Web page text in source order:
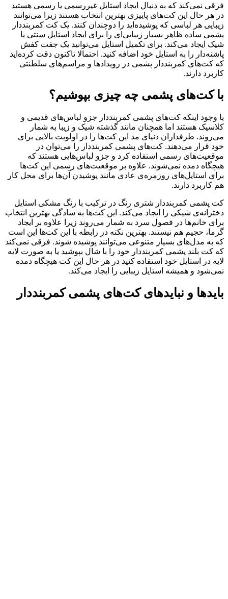
فرقی نمی‌کند که به دنبال ایجاد استایل غیررسمی یا رسمی هستید
در هر حال این کت‌های پاییزی بهترین انتخاب هستند زیرا می‌توانند
زیبایی هر لباسی که پوشیده‌اید را دوچندان کنند. یک کت کمربنددار
پشمی ساده ظاهر بسیار زیبایی‌ای را برای ایجاد استایل سنتی یا
شیک ایجاد می‌کند. برای تکمیل استایل می‌توانید یک جفت کفش
پاشنه‌دار را به استایل خود اضافه کنید. احتمالا تاکنون دقت کرده‌اید
که کت‌های کمربنددار پشمی در رویدادها و مراسم‌های سلطنتی
کاربرد دارند.
با کت‌های پشمی چه چیزی بپوشیم؟
با وجود اینکه کت‌های پشمی کمربنددار جزو لباس‌های قدیمی و
کلاسیک هستند اما همچنان مانند گذشته شیک و زیبا به شمار
می‌روند. طرفداران دنیای مد این کت‌ها را در اولویت بالایی برای
خود قرار می‌دهند. کت‌‌های پشمی کمربنددار را می‌توان در
موقعیت‌های رسمی استفاده کرد و جزو لباس‌هایی هستند که
هیچگاه دمده نمی‌شوند. علاوه بر موقعیت‌های رسمی این کت‌ها
برای استایل‌های روزمره‌ی عادی مانند پوشیدن آن‌ها برای محل کار
هم کاربرد دارند.
کت پشمی کمربنددار شتری رنگ در ترکیب با رنگ مشکی استایل
دخترانه‌ی شیکی را ایجاد می‌کند. این کت‌ها به سادگی بهترین انتخاب
برای خانم‌ها در فصول سرد به شمار می‌روند زیرا علاوه بر ایجاد
گرما، حجیم هم نیستند. بهترین نکته در رابطه با این کت‌ها این است
که به مدل‌های بسیار متنوعی می‌توانند پوشیده شوند. فرقی نمی‌کند
که کت بلند پشمی کمربنددار خود را با شال بپوشید یا به صورت لایه
لایه در استایل خود استفاده کنید در هر حال این کت هیچگاه دمده
نمی‌شود و همیشه استایل زیبایی را ایجاد می‌کند.
بایدها و نبایدهای کت‌های پشمی کمربنددار